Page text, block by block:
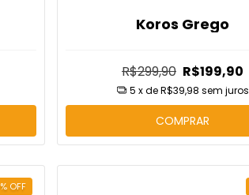
Koros Grego
R$299,90 R$199,90
5 x deR$39,98 sem juros
COMPRAR
% OFF